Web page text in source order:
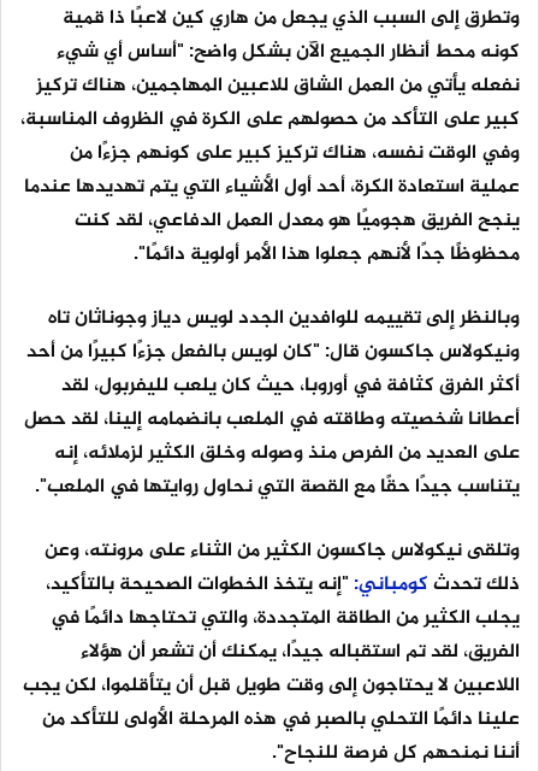
وتطرق إلى السبب الذي يجعل من هاري كين لاعبًا ذا قمية
كونه محط أنظار الجميع الآن بشكل واضح: "أساس أي شيء
نفعله يأتي من العمل الشاق للاعبين المهاجمين، هناك تركيز
كبير على التأكد من حصولهم على الكرة في الظروف المناسبة،
وفي الوقت نفسه، هناك تركيز كبير على كونهم جزءًا من
عملية استعادة الكرة، أحد أول الأشياء التي يتم تهديدها عندما
ينجح الفريق هجوميًا هو معدل العمل الدفاعي، لقد كنت
محظوظًا جدًا لأنهم جعلوا هذا الأمر أولوية دائمًا".
وبالنظر إلى تقييمه للوافدين الجدد لويس دياز وجوناثان تاه
ونيكولاس جاكسون قال: "كان لويس بالفعل جزءًا كبيرًا من أحد
أكثر الفرق كثافة في أوروبا، حيث كان يلعب لليفربول، لقد
أعطانا شخصيته وطاقته في الملعب بانضمامه إلينا، لقد حصل
على العديد من الفرص منذ وصوله وخلق الكثير لزملائه، إنه
يتناسب جيدًا حقًا مع القصة التي نحاول روايتها في الملعب".
وتلقى نيكولاس جاكسون الكثير من الثناء على مرونته، وعن
ذلك تحدثكومباني: "إنه يتخذ الخطوات الصحيحة بالتأكيد،
يجلب الكثير من الطاقة المتجددة، والتي تحتاجها دائمًا في
الفريق، لقد تم استقباله جيدًا، يمكنك أن تشعر أن هؤلاء
اللاعبين لا يحتاجون إلى وقت طويل قبل أن يتأقلموا، لكن يجب
علينا دائمًا التحلي بالصبر في هذه المرحلة الأولى للتأكد من
أننا نمنحهم كل فرصة للنجاح".